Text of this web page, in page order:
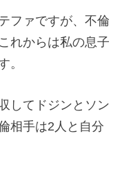
ファですが、不倫
れからは私の息子
。
してドジンとソン
相手は2人と自分